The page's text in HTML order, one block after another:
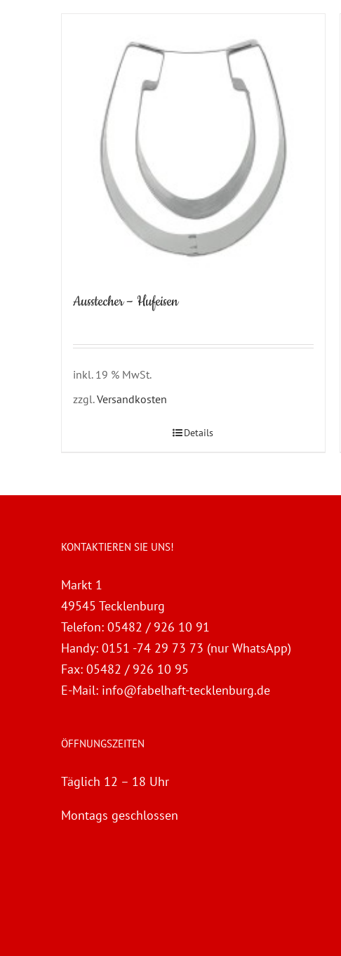
Ausstecher – Hufeisen
inkl. 19 % MwSt.
zzgl.Versandkosten
Details
KONTAKTIEREN SIE UNS!
Markt 1
49545 Tecklenburg
Telefon: 05482 / 926 10 91
Handy: 0151 -74 29 73 73 (nur WhatsApp)
Fax: 05482 / 926 10 95
E-Mail: info@fabelhaft-tecklenburg.de
ÖFFNUNGSZEITEN
Täglich 12 – 18 Uhr
Montags geschlossen